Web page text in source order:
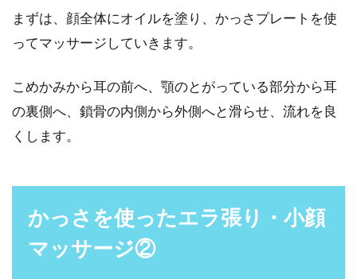
まずは、顔全体にオイルを塗り、かっさプレートを使
ってマッサージしていきます。
こめかみから耳の前へ、顎のとがっている部分から耳
の裏側へ、鎖骨の内側から外側へと滑らせ、流れを良
くします。
かっさを使ったエラ張り・小顔
マッサージ②